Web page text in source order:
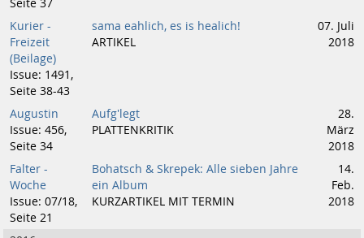
Seite 37
Kurier -
Freizeit
(Beilage)
Issue: 1491,
Seite 38-43
sama eahlich, es is healich!
ARTIKEL
07. Juli
2018
Augustin
Issue: 456,
Seite 34
Aufg'legt
PLATTENKRITIK
28.
März
2018
Falter -
Woche
Issue: 07/18,
Seite 21
Bohatsch & Skrepek: Alle sieben Jahre
ein Album
KURZARTIKEL MIT TERMIN
14.
Feb.
2018